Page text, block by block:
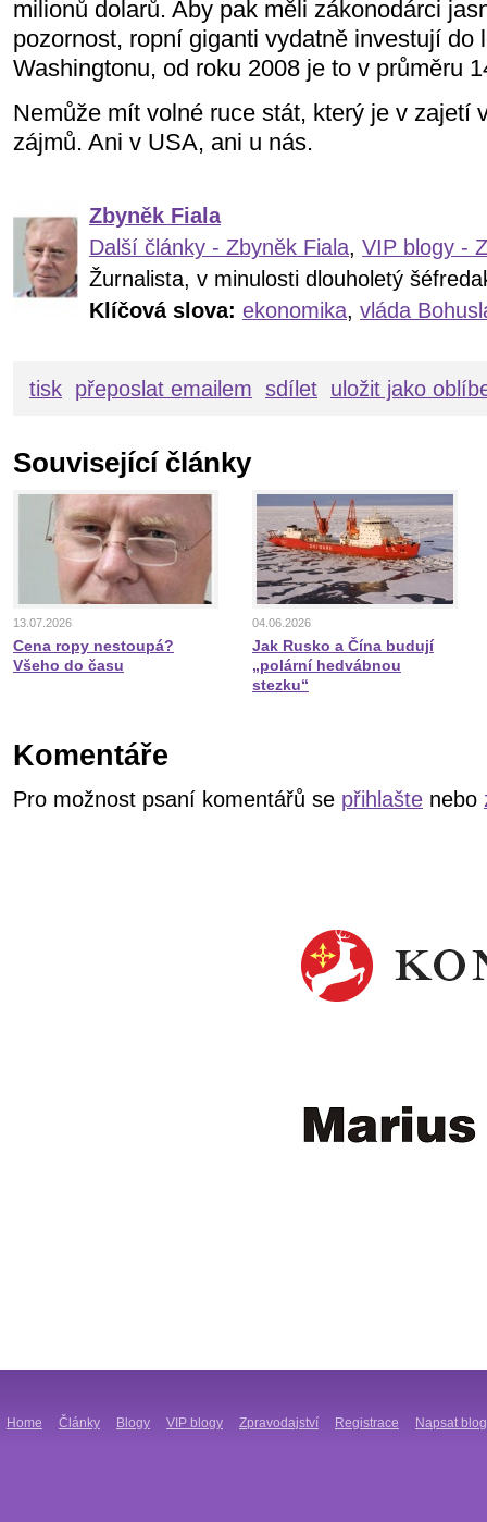
milionů dolarů. Aby pak měli zákonodárci
pozornost, ropní giganti vydatně investují do
Washingtonu, od roku 2008 je to v průměru
Nemůže mít volné ruce stát, který je v zajetí
zájmů. Ani v USA, ani u nás.
Zbyněk Fiala
Další články - Zbyněk Fiala, VIP blogy -
Žurnalista, v minulosti dlouholetý
Klíčová slova: ekonomika, vláda
tisk přeposlat emailem sdílet uložit jako
Související články
13.07.2026
Cena ropy nestoupá?
Všeho do času
04.06.2026
Jak Rusko a Čína budují
„polární hedvábnou
stezku“
Komentáře
Pro možnost psaní komentářů se přihlašte nebo
Home Články Blogy VIP blogy Zpravodajství Registrace Napsat blog